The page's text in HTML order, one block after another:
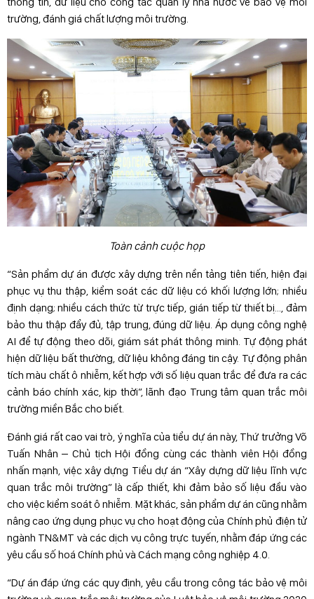
trường, đánh giá chất lượng môi trường.
Toàn cảnh cuộc họp
“Sản phẩm dự án được xây dựng trên nền tảng tiên tiến, hiện đại
phục vụ thu thập, kiểm soát các dữ liệu có khối lượng lớn; nhiều
định dạng; nhiều cách thức từ trực tiếp, gián tiếp từ thiết bị…, đảm
bảo thu thập đẩy đủ, tập trung, đúng dữ liệu. Áp dụng công nghệ
AI để tự động theo dõi, giám sát phát thông minh. Tự động phát
hiện dữ liệu bất thường, dữ liệu không đáng tin cậy. Tự động phân
tích màu chất ô nhiễm, kết hợp với số liệu quan trắc để đưa ra các
cảnh báo chính xác, kịp thời”, lãnh đạo Trung tâm quan trắc môi
trường miền Bắc cho biết.
Đánh giá rất cao vai trò, ý nghĩa của tiểu dự án này, Thứ trưởng Võ
Tuấn Nhân – Chủ tịch Hội đồng cùng các thành viên Hội đồng
nhấn mạnh, việc xây dựng Tiểu dự án “Xây dựng dữ liệu lĩnh vực
quan trắc môi trường” là cấp thiết, khi đảm bảo số liệu đầu vào
cho việc kiểm soát ô nhiễm. Mặt khác, sản phẩm dự án cũng nhằm
nâng cao ứng dụng phục vụ cho hoạt động của Chính phủ điện tử
ngành TN&MT và các dịch vụ công trực tuyến, nhằm đáp ứng các
yêu cầu số hoá Chính phủ và Cách mạng công nghiệp 4.0.
“Dự án đáp ứng các quy định, yêu cầu trong công tác bảo vệ môi